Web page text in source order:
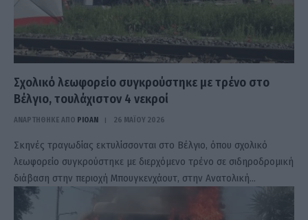
Σχολικό λεωφορείο συγκρούστηκε με τρένο στο
Βέλγιο, τουλάχιστον 4 νεκροί
ΑΝΑΡΤΗΘΗΚΕ ΑΠΟ PIOAN 26 ΜΑΪ́ΟΥ 2026
Σκηνές τραγωδίας εκτυλίσσονται στο Βέλγιο, όπου σχολικό
λεωφορείο συγκρούστηκε με διερχόμενο τρένο σε σιδηροδρομική
διάβαση στην περιοχή Μπουγκενχάουτ, στην Ανατολική…